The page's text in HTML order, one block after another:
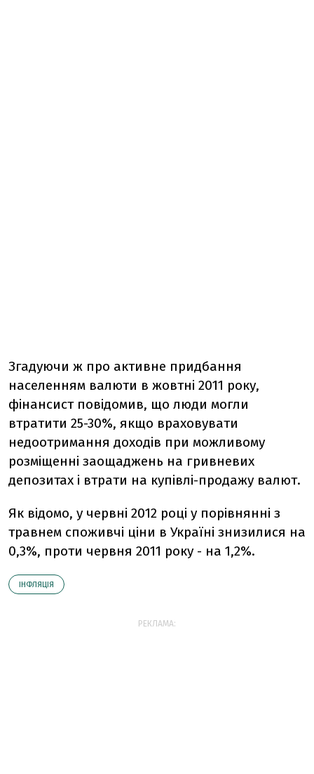
Згадуючи ж про активне придбання
населенням валюти в жовтні 2011 року,
фінансист повідомив, що люди могли
втратити 25-30%, якщо враховувати
недоотримання доходів при можливому
розміщенні заощаджень на гривневих
депозитах і втрати на купівлі-продажу валют.
Як відомо, у червні 2012 році у порівнянні з
травнем споживчі ціни в Україні знизилися на
0,3%, проти червня 2011 року - на 1,2%.
ІНФЛЯЦІЯ
РЕКЛАМА: